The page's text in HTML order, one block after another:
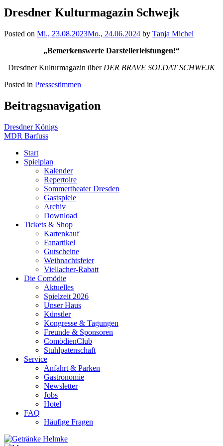
Dresdner Kulturmagazin Schwejk
Posted on Mi., 23.08.2023Mo., 24.06.2024 by Tanja Michel
„Bemerkenswerte Darstellerleistungen!“
Dresdner Kulturmagazin über DER BRAVE SOLDAT SCHWEJK
Posted in Pressestimmen
Beitragsnavigation
Dresdner Königs
MDR Barfuss
Start
Spielplan
Kalender
Repertoire
Sommertheater Dresden
Gastspiele
Archiv
Download
Tickets & Shop
Kartenkauf
Fanartikel
Gutscheine
Weihnachtsfeier
Viellacher-Rabatt
Die Comödie
Aktuelles
Spielzeit 2026
Unser Haus
Künstler
Kongresse & Tagungen
Freunde & Sponsoren
ComödienClub
Stuhlpatenschaft
Service
Anfahrt & Parken
Gastronomie
Newsletter
Jobs
Hotel
FAQ
Häufige Fragen